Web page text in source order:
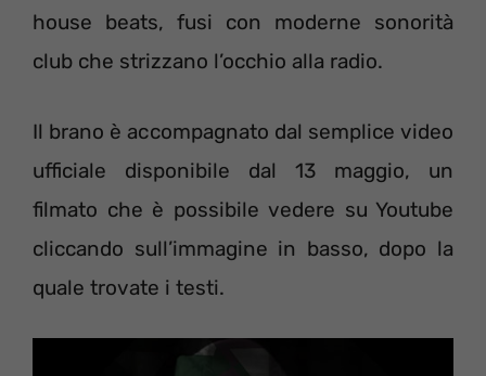
house beats, fusi con moderne sonorità
club che strizzano l’occhio alla radio.
Il brano è accompagnato dal semplice video
ufficiale disponibile dal 13 maggio, un
filmato che è possibile vedere su Youtube
cliccando sull’immagine in basso, dopo la
quale trovate i testi.